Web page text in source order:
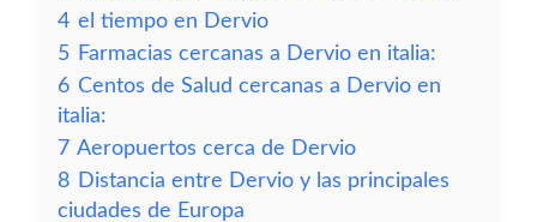
4 el tiempo en Dervio
5 Farmacias cercanas a Dervio en italia:
6 Centos de Salud cercanas a Dervio en
italia:
7 Aeropuertos cerca de Dervio
8 Distancia entre Dervio y las principales
ciudades de Europa